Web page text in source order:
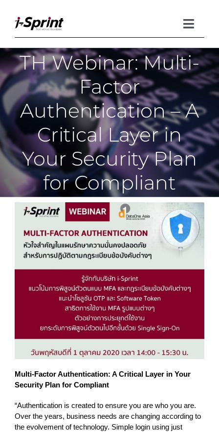
content
Toggle
Product
Solutions
Resources
Company
TH Webinar: Multi-
Factor
Authentication – A
Critical Layer in
Your Security Plan
for Compliant
Multi-Factor Authentication: A Critical Layer in Your
Security Plan for Compliant
“Authentication is created to ensure you are who you are.
Over the years, business needs are changing according to
the evolvement of technology. Simple login using just